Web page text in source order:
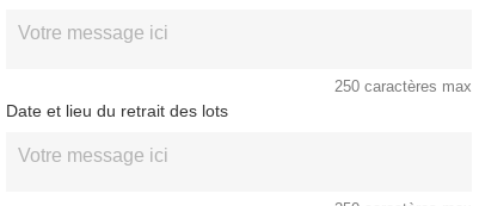
250 caractères max
Date et lieu du retrait des lots